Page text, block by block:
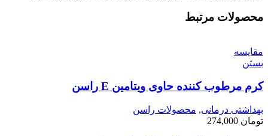
محصولات مرتبط
مقایسه
بستن
کرم مرطوب کننده حاوی ویتامین E راسن
بهداشتی درمانی, محصولات راسن
تومان